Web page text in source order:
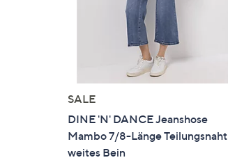
SALE
DINE 'N' DANCE Jeanshose
Mambo 7/8-Länge Teilungsnaht
weites Bein